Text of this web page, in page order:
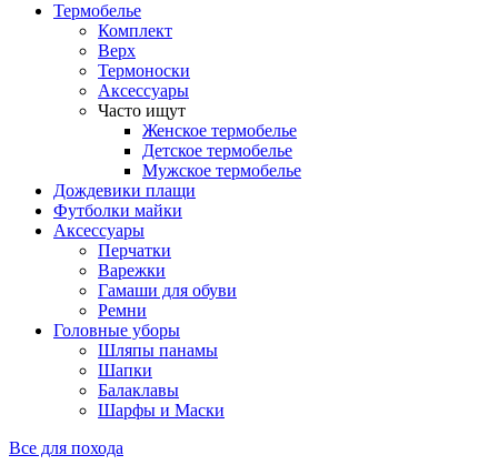
Термобелье
Комплект
Верх
Термоноски
Аксессуары
Часто ищут
Женское термобелье
Детское термобелье
Мужское термобелье
Дождевики плащи
Футболки майки
Аксессуары
Перчатки
Варежки
Гамаши для обуви
Ремни
Головные уборы
Шляпы панамы
Шапки
Балаклавы
Шарфы и Маски
Все для похода